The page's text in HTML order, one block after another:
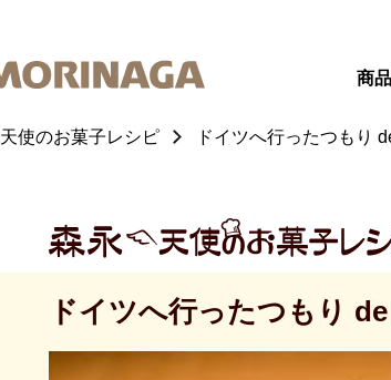
商
天使のお菓子レシピ ドイツへ行ったつもり
ドイツへ行ったつもり